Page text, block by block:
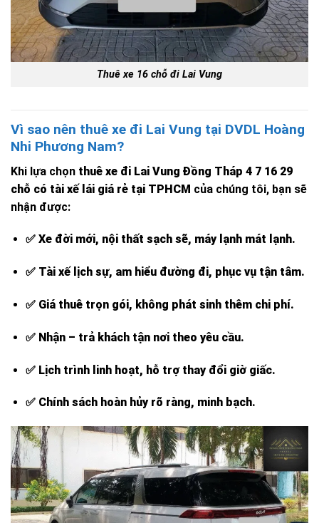
Thuê xe 16 chỗ đi Lai Vung
Vì sao nên thuê xe đi Lai Vung tại DVDL Hoàng
Nhi Phương Nam?
Khi lựa chọn thuê xe đi Lai Vung Đồng Tháp 4 7 16 29
chỗ có tài xế lái giá rẻ tại TPHCM của chúng tôi, bạn sẽ
nhận được:
✅ Xe đời mới, nội thất sạch sẽ, máy lạnh mát lạnh.
✅ Tài xế lịch sự, am hiểu đường đi, phục vụ tận tâm.
✅ Giá thuê trọn gói, không phát sinh thêm chi phí.
✅ Nhận – trả khách tận nơi theo yêu cầu.
✅ Lịch trình linh hoạt, hỗ trợ thay đổi giờ giấc.
✅ Chính sách hoàn hủy rõ ràng, minh bạch.